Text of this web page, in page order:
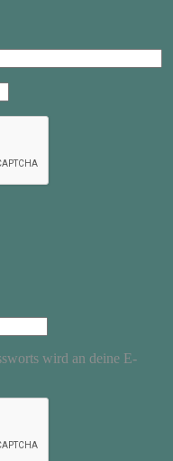
wird an deine E-